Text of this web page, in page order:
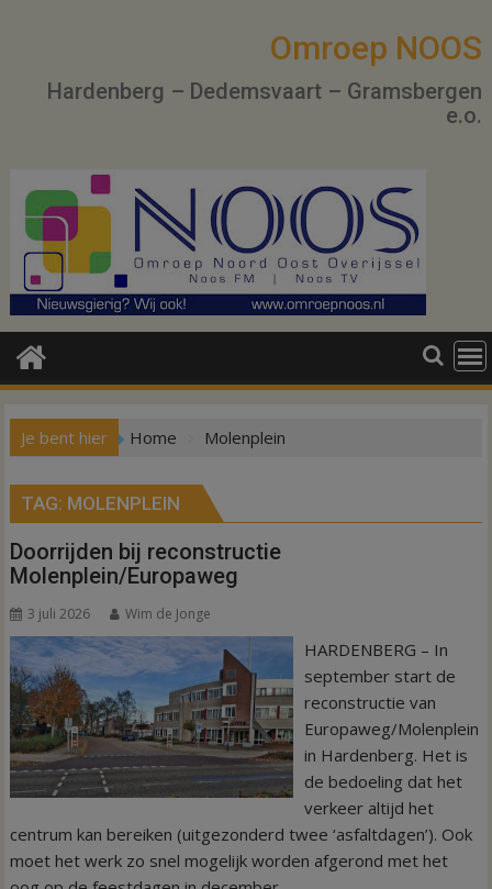
Omroep NOOS
Hardenberg – Dedemsvaart – Gramsbergen
e.o.
Je bent hier Home Molenplein
TAG: MOLENPLEIN
Doorrijden bij reconstructie
Molenplein/Europaweg
3 juli 2026 Wim de Jonge
HARDENBERG – In
september start de
reconstructie van
Europaweg/Molenplein
in Hardenberg. Het is
de bedoeling dat het
verkeer altijd het
centrum kan bereiken (uitgezonderd twee ‘asfaltdagen’). Ook
moet het werk zo snel mogelijk worden afgerond met het